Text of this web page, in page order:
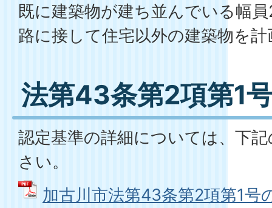
既に建築物が建ち並んでいる幅
路に接して住宅以外の建築物を
法第43条第2項第1
認定基準の詳細については、下
さい。
加古川市法第43条第2項第1号